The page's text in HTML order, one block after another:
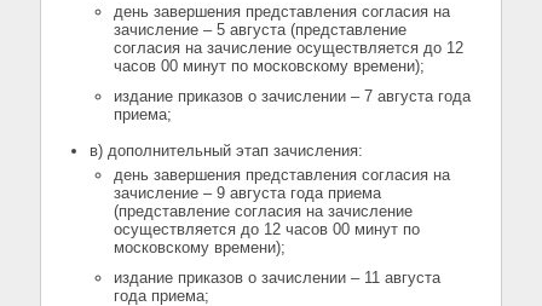
день завершения представления согласия на
зачисление – 5 августа (представление
согласия на зачисление осуществляется до 12
часов 00 минут по московскому времени);
издание приказов о зачислении – 7 августа года
приема;
в) дополнительный этап зачисления:
день завершения представления согласия на
зачисление – 9 августа года приема
(представление согласия на зачисление
осуществляется до 12 часов 00 минут по
московскому времени);
издание приказов о зачислении – 11 августа
года приема;